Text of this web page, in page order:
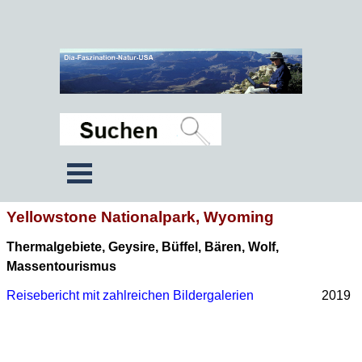
Yellowstone Nationalpark, Wyoming
Thermalgebiete, Geysire, Büffel, Bären, Wolf,
Massentourismus
Reisebericht mit zahlreichen Bildergalerien 2019